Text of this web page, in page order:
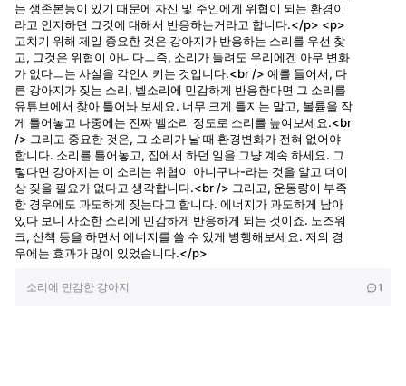
는 생존본능이 있기 때문에 자신 및 주인에게 위협이 되는 환경이
라고 인지하면 그것에 대해서 반응하는거라고 합니다.</p> <p>
고치기 위해 제일 중요한 것은 강아지가 반응하는 소리를 우선 찾
고, 그것은 위협이 아니다ㅡ즉, 소리가 들려도 우리에겐 아무 변화
가 없다ㅡ는 사실을 각인시키는 것입니다.<br /> 예를 들어서, 다
른 강아지가 짖는 소리, 벨소리에 민감하게 반응한다면 그 소리를
유튜브에서 찾아 틀어놔 보세요. 너무 크게 틀지는 말고, 볼륨을 작
게 틀어놓고 나중에는 진짜 벨소리 정도로 소리를 높여보세요.<br
/> 그리고 중요한 것은, 그 소리가 날 때 환경변화가 전혀 없어야
합니다. 소리를 틀어놓고, 집에서 하던 일을 그냥 계속 하세요. 그
렇다면 강아지는 이 소리는 위협이 아니구나-라는 것을 알고 더이
상 짖을 필요가 없다고 생각합니다.<br /> 그리고, 운동량이 부족
한 경우에도 과도하게 짖는다고 합니다. 에너지가 과도하게 남아
있다 보니 사소한 소리에 민감하게 반응하게 되는 것이죠. 노즈워
크, 산책 등을 하면서 에너지를 쓸 수 있게 병행해보세요. 저의 경
우에는 효과가 많이 있었습니다.</p>
소리에 민감한 강아지 1